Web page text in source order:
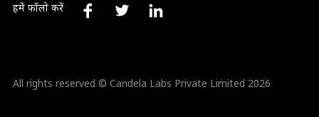
हमें फॉलो करें
All rights reserved © Candela Labs Private Limited 2026